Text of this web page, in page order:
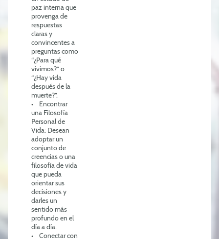
paz interna que
provenga de
respuestas
claras y
convincentes a
preguntas como
“¿Para qué
vivimos?” o
“¿Hay vida
después de la
muerte?”.
• Encontrar
una Filosofía
Personal de
Vida: Desean
adoptar un
conjunto de
creencias o una
filosofía de vida
que pueda
orientar sus
decisiones y
darles un
sentido más
profundo en el
día a día.
• Conectar con